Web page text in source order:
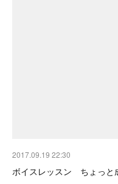
2017.09.19 22:30
ボイスレッスン ちょっと